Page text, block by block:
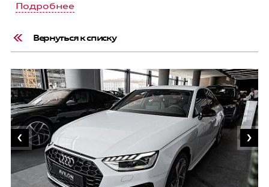
Подробнее
Вернуться к списку
6